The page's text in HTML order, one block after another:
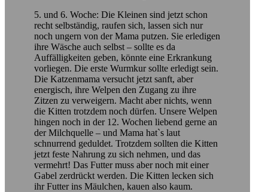
5. und 6. Woche: Die Kleinen sind jetzt schon
recht selbständig, raufen sich, lassen sich nur
noch ungern von der Mama putzen. Sie erledigen
ihre Wäsche auch selbst – sollte es da
Auffälligkeiten geben, könnte eine Erkrankung
vorliegen. Die erste Wurmkur sollte erledigt sein.
Die Katzenmama versucht jetzt sanft, aber
energisch, ihre Welpen den Zugang zu ihre
Zitzen zu verweigern. Macht aber nichts, wenn
die Kitten trotzdem noch dürfen. Unsere Welpen
hingen noch in der 12. Wochen liebend gerne an
der Milchquelle – und Mama hat`s laut
schnurrend geduldet. Trotzdem sollten die Kitten
jetzt feste Nahrung zu sich nehmen, und das
vermehrt! Das Futter muss aber noch mit einer
Gabel zerdrückt werden. Die Kitten lecken sich
ihr Futter ins Mäulchen, kauen also kaum.